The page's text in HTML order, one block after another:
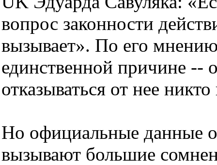
вопрос законности
вызывает». По его
единственной причине --
отказываться от нее
Но официальные данные
вызывают большие